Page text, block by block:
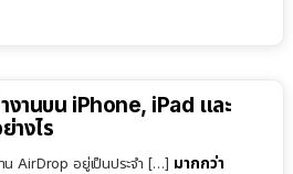
งานบน iPhone, iPad และ
างไร
น AirDrop อยู่เป็นประจำ […] มากกว่า